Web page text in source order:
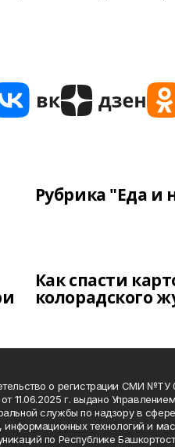
Рубрика "Еда и
Как спасти
колорадского
о регистрации СМИ №ТУ
11.06.2025 г. выдано Управлением
службы по надзору в сфере
информационных технологий и
по Республике